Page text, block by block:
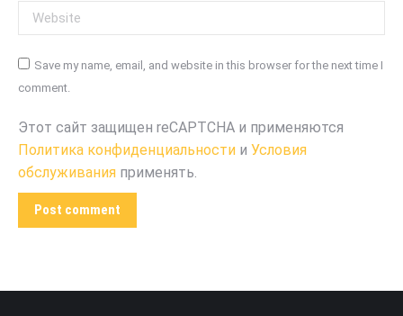
Website
Save my name, email, and website in this browser for the next time I
comment.
Этот сайт защищен reCAPTCHA и применяются
Политика конфиденциальности и Условия
обслуживания применять.
Post comment